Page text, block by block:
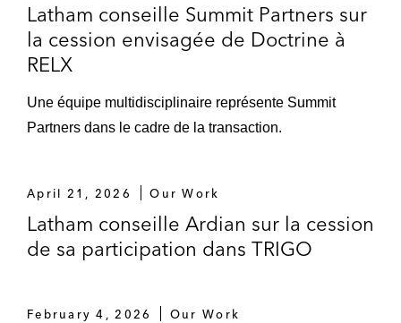
Latham conseille Summit Partners sur
la cession envisagée de Doctrine à
RELX
Une équipe multidisciplinaire représente Summit
Partners dans le cadre de la transaction.
April 21, 2026 Our Work
Latham conseille Ardian sur la cession
de sa participation dans TRIGO
February 4, 2026 Our Work